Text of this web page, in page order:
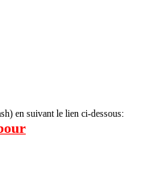
en suivant le lien ci-dessous: